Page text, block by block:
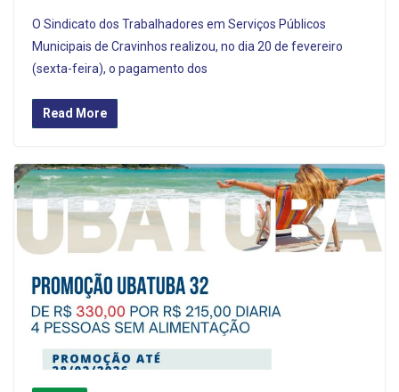
O Sindicato dos Trabalhadores em Serviços Públicos
Municipais de Cravinhos realizou, no dia 20 de fevereiro
(sexta-feira), o pagamento dos
Read More